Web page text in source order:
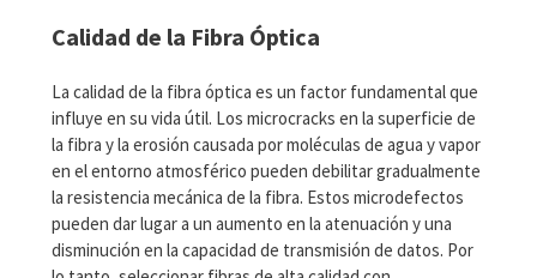
Calidad de la Fibra Óptica
La calidad de la fibra óptica es un factor fundamental que
influye en su vida útil. Los microcracks en la superficie de
la fibra y la erosión causada por moléculas de agua y vapor
en el entorno atmosférico pueden debilitar gradualmente
la resistencia mecánica de la fibra. Estos microdefectos
pueden dar lugar a un aumento en la atenuación y una
disminución en la capacidad de transmisión de datos. Por